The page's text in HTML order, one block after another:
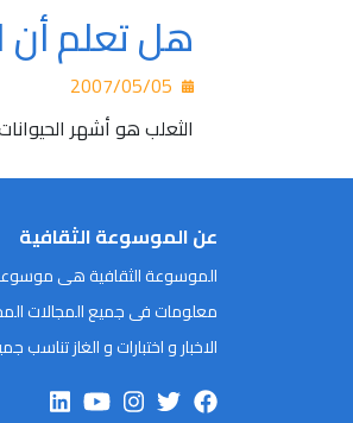
هل تعلم أن
الثعلب هو أشهر
عن الموسوعة الثقافية
الموسوعة الثقافية هى
معلومات فى جميع المجالات
الاخبار و اختبارات و الغاز تناسب